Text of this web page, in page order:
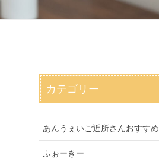
カテゴリー
あんうぇいご近所さんおすす
ふぉーきー